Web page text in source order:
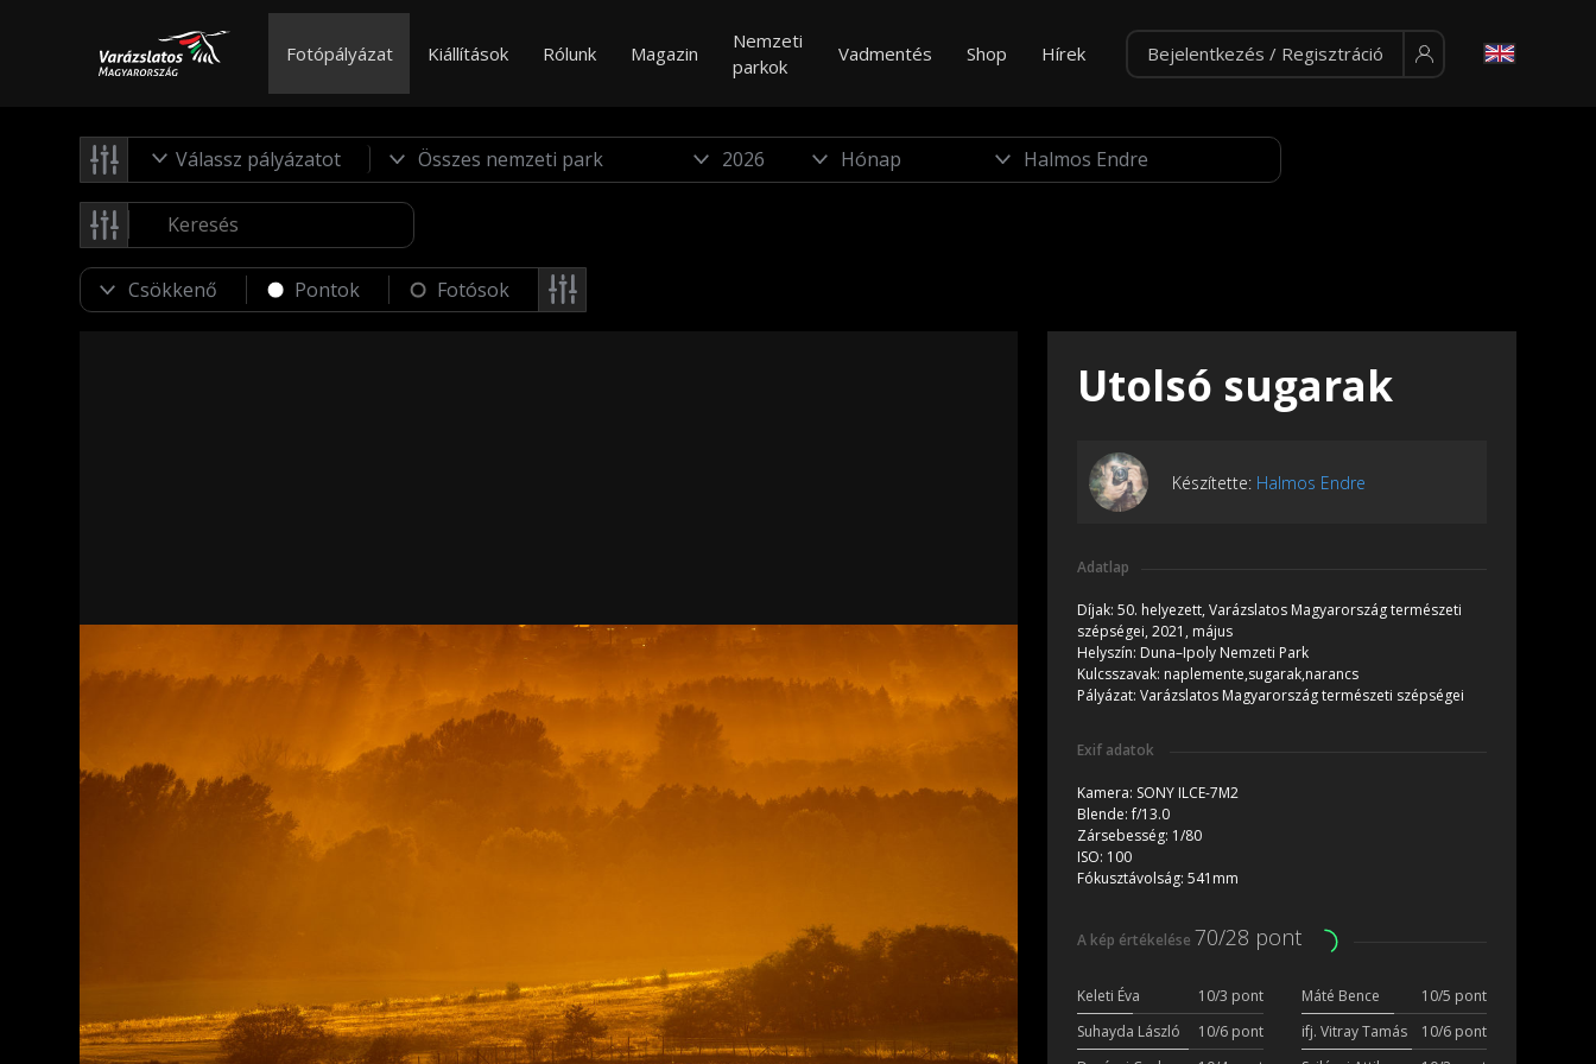
Fotópályázat Kiállítások Rólunk Magazin
Nemzeti
parkok
Vadmentés Shop Hírek Bejelentkezés / Regisztráció
Válassz pályázatot
Pontok Fotósok
Utolsó sugarak
Készítette: Halmos Endre
Adatlap
Díjak: 50. helyezett, Varázslatos Magyarország természeti
szépségei, 2021, május
Helyszín: Duna–Ipoly Nemzeti Park
Kulcsszavak: naplemente,sugarak,narancs
Pályázat: Varázslatos Magyarország természeti szépségei
Exif adatok
Kamera: SONY ILCE-7M2
Blende:f/13.0
Zársebesség: 1/80
ISO: 100
Fókusztávolság: 541mm
A kép értékelése 70/28 pont
Keleti Éva 10/3 pont Máté Bence
10/5 pont
Suhayda László
10/6 pont ifj. Vitray Tamás
10/6 pont